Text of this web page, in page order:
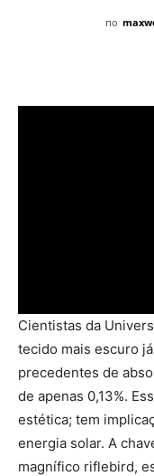
по
Cientistas da
tecido mais escuro
precedentes de
de apenas 0,13%.
estética; tem
energia solar. A
magnífico riflebird,